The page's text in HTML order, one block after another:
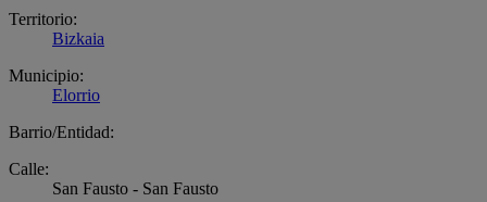
Territorio:
Bizkaia
Municipio:
Elorrio
Barrio/Entidad:
Calle:
San Fausto - San Fausto